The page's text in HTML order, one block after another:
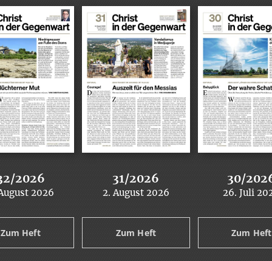
2026
: 2026
Zum Heft
31/2026
:
2. August 2026
Zum Heft
30/
:
26. Juli
Zum Heft